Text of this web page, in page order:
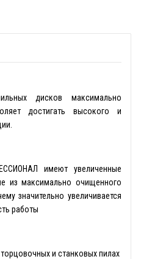
дисков максимально
достигать высокого и
имеют увеличенные
из максимально очищенного
значительно увеличивается
работы
и станковых пилах